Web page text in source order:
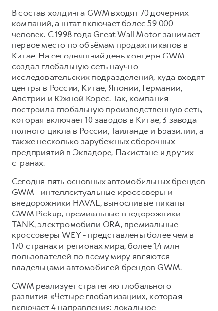
В состав холдинга GWM входят 70 дочерних
компаний, а штат включает более 59 000
человек. С 1998 года Great Wall Motor занимает
первое место по объёмам продаж пикапов в
Китае. На сегодняшний день концерн GWM
создал глобальную сеть научно-
исследовательских подразделений, куда входят
центры в России, Китае, Японии, Германии,
Австрии и Южной Корее. Так, компания
построила глобальную производственную сеть,
которая включает 10 заводов в Китае, 3 завода
полного цикла в России, Таиланде и Бразилии, а
также несколько зарубежных сборочных
предприятий в Эквадоре, Пакистане и других
странах.
Сегодня пять основных автомобильных брендов
GWM - интеллектуальные кроссоверы и
внедорожники HAVAL, выносливые пикапы
GWM Pickup, премиальные внедорожники
TANK, электромобили ORA, премиальные
кроссоверы WEY - представлены более чем в
170 странах и регионах мира, более 1,4 млн
пользователей по всему миру являются
владельцами автомобилей брендов GWM.
GWM реализует стратегию глобального
развития «Четыре глобализации», которая
включает 4 направления: локальное